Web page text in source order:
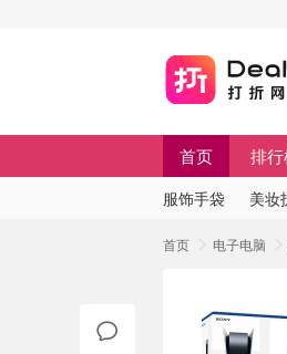
首页 排
服饰手袋 美妆
首页 电子电脑